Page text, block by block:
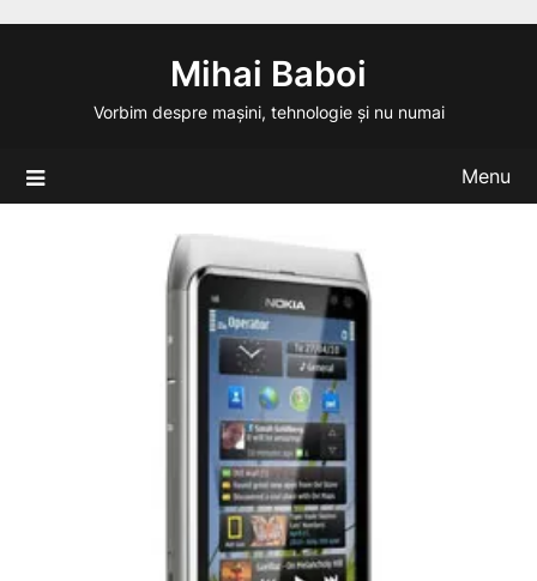
Mihai Baboi
Vorbim despre mașini, tehnologie și nu numai
Menu